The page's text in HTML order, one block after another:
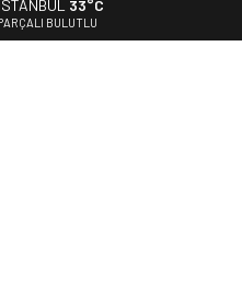
TBMM’ye Sunulan Yasa Teklifine
Anlayışının Gerisine
33°C
BULUTLU